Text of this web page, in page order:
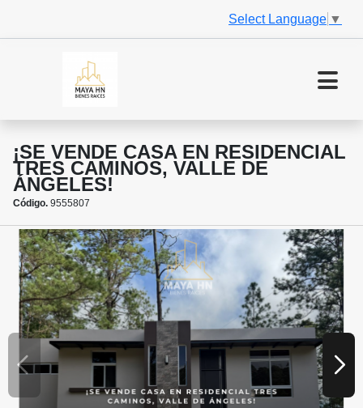
Select Language ▼
¡SE VENDE CASA EN RESIDENCIAL
TRES CAMINOS, VALLE DE
ÁNGELES!
Código. 9555807